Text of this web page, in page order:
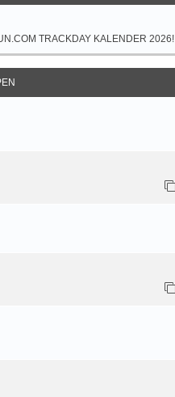
TRACKDAY KALENDER 2026!